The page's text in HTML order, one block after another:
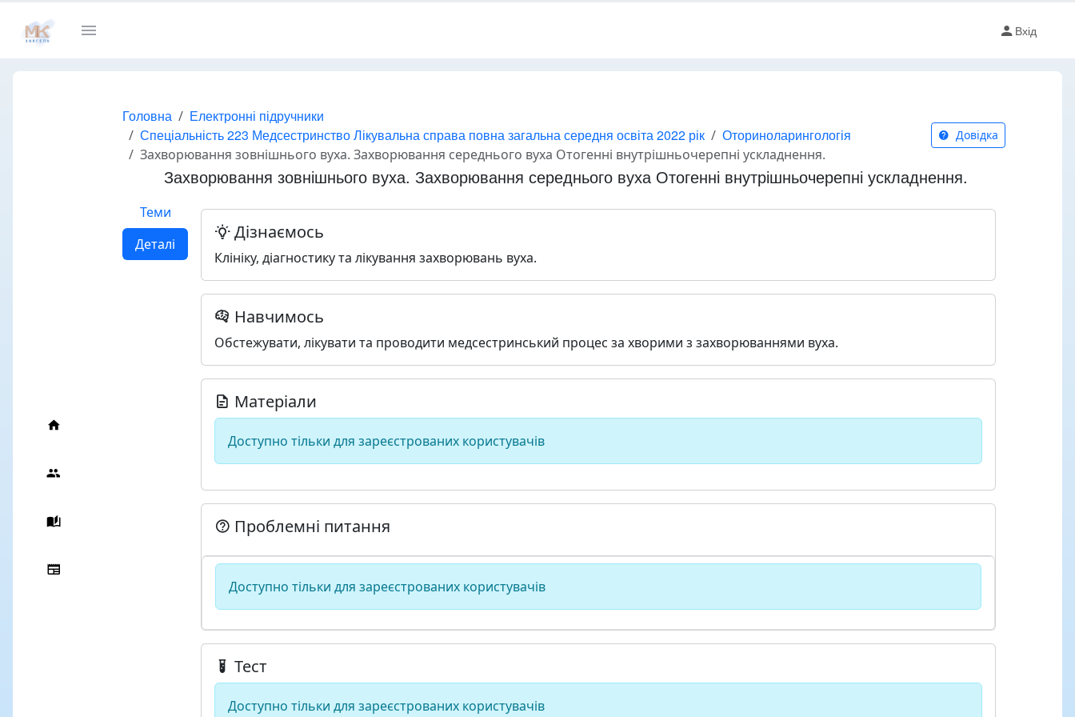
Вхід
Головна
Електронні підручники
Спеціальність 223 Медсестринство Лікувальна справа повна загальна середня освіта 2022 рік
Оториноларингологія
Захворювання зовнішнього вуха. Захворювання середнього вуха Отогенні внутрішньочерепні ускладнення.
Довідка
Захворювання зовнішнього вуха. Захворювання середнього вуха Отогенні внутрішньочерепні ускладнення.
Теми
Деталі
Дізнаємось
Клініку, діагностику та лікування захворювань вуха.
Навчимось
Обстежувати, лікувати та проводити медсестринський процес за хворими з захворюваннями вуха.
Матеріали
Доступно тільки для зареєстрованих користувачів
Проблемні питання
Доступно тільки для зареєстрованих користувачів
Тест
Доступно тільки для зареєстрованих користувачів